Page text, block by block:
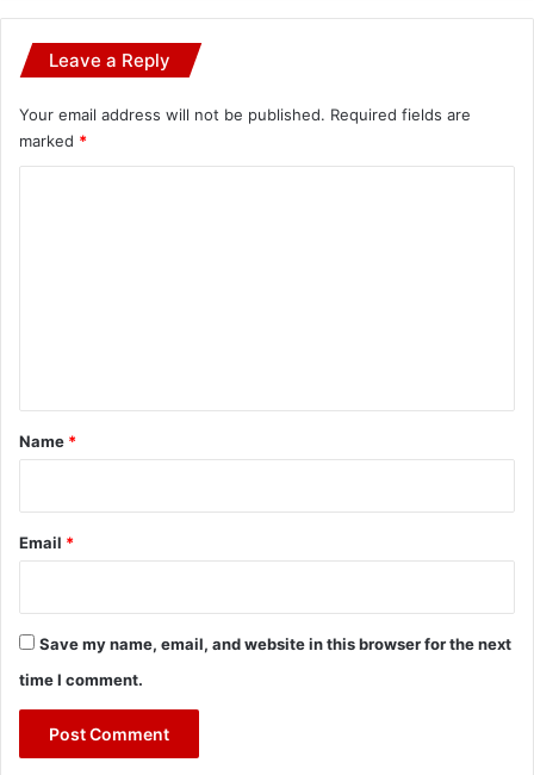
Leave a Reply
Your email address will not be published. Required fields are
marked *
*
Name *
Email *
Save my name, email, and website in this browser for the next
time I comment.